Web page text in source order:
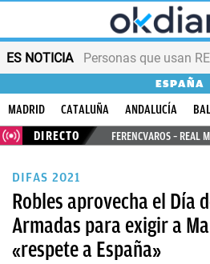
ES NOTICIA Personas que usan
ESPAÑA
MADRID CATALUÑA ANDALUCÍA
DIRECTO
FERENCVAROS – REAL
DIFAS 2021
Robles aprovecha el Día
Armadas para exigir a
«respete a España»